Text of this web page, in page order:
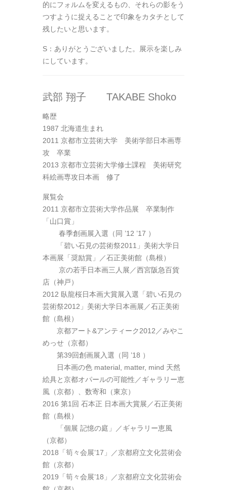
的にフォルムを変えるもの、それらの影をう
つすように捉えることで印象をカタチとして
残したいと思います。
S：ありがとうございました。展示を楽しみ
にしています。
武部 翔子 TAKABE Shoko
略歴
1987 北海道生まれ
2011 京都市立芸術大学 美術学部日本画専
攻 卒業
2013 京都市立芸術大学修士課程 美術研究
科絵画専攻日本画 修了
展覧会
2011 京都市立芸術大学作品展 卒業制作
「山口賞」
春季創画展入選（同 ’12 ’17 ）
「碧い石見の芸術祭2011」美術大学日
本画展「奨励賞」／石正美術館（島根）
京の若手日本画三人展／西宮阪急百貨
店（神戸）
2012 臥龍桜日本画大賞展入選「碧い石見の
芸術祭2012」美術大学日本画展／石正美術
館（島根）
京都アート&アンティーク2012／みやこ
めっせ（京都）
第39回創画展入選（同 ’18 ）
日本画の色 material, matter, mind 天然
絵具と京都オパールの可能性／ギャラリー恵
風（京都）、数寄和（東京）
2016 第1回 石本正 日本画大賞展／石正美術
館（島根）
「個展 記憶の庭」／ギャラリー恵風
（京都）
2018「筍々会展’17」／京都府立文化芸術会
館（京都）
2019「筍々会展’18」／京都府立文化芸術会